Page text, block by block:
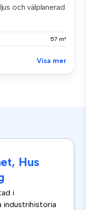
och välplanerad
57 m²
Visa mer
Hus
i
industrihistoria